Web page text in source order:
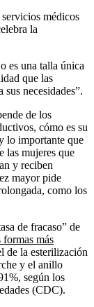
médicos
la
es una talla única
que las
necesidades”.
de los
cómo es su
lo importante que
las mujeres que
y reciben
mayor pide
como los
de fracaso” de
formas más
de la esterilización
y el anillo
según los
(CDC).